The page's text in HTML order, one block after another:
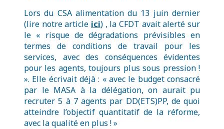
Lors du CSA alimentation du 13 juin dernier
(lire notre article ici) , la CFDT avait alerté sur
le « risque de dégradations prévisibles en
termes de conditions de travail pour les
services, avec des conséquences évidentes
pour les agents, toujours plus sous pression !
». Elle écrivait déjà : « avec le budget consacré
par le MASA à la délégation, on aurait pu
recruter 5 à 7 agents par DD(ETS)PP, de quoi
atteindre l’objectif quantitatif de la réforme,
avec la qualité en plus ! »